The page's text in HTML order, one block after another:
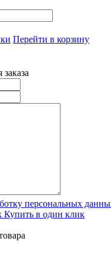
Перейти в корзину
персональных
Купить в один клик